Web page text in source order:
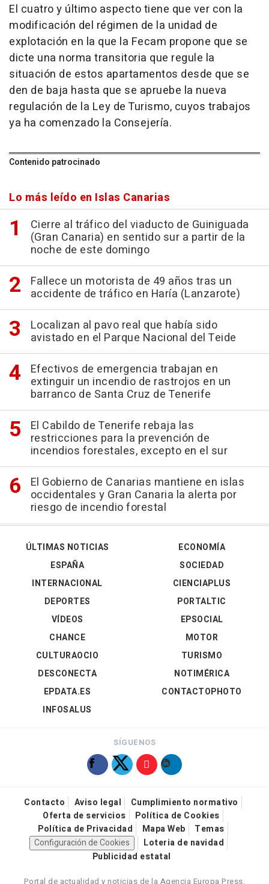
El cuatro y último aspecto tiene que ver con la
modificación del régimen de la unidad de
explotación en la que la Fecam propone que se
dicte una norma transitoria que regule la
situación de estos apartamentos desde que se
den de baja hasta que se apruebe la nueva
regulación de la Ley de Turismo, cuyos trabajos
ya ha comenzado la Consejería.
Contenido patrocinado
Lo más leído en Islas Canarias
Cierre al tráfico del viaducto de Guiniguada
(Gran Canaria) en sentido sur a partir de la
noche de este domingo
Fallece un motorista de 49 años tras un
accidente de tráfico en Haría (Lanzarote)
Localizan al pavo real que había sido
avistado en el Parque Nacional del Teide
Efectivos de emergencia trabajan en
extinguir un incendio de rastrojos en un
barranco de Santa Cruz de Tenerife
El Cabildo de Tenerife rebaja las
restricciones para la prevención de
incendios forestales, excepto en el sur
El Gobierno de Canarias mantiene en islas
occidentales y Gran Canaria la alerta por
riesgo de incendio forestal
ÚLTIMAS NOTICIAS
ESPAÑA
INTERNACIONAL
DEPORTES
VÍDEOS
ECONOMÍA
SOCIEDAD
CIENCIAPLUS
PORTALTIC
EPSOCIAL
CHANCE
CULTURAOCIO
DESCONECTA
EPDATA.ES
INFOSALUS
MOTOR
TURISMO
NOTIMÉRICA
CONTACTOPHOTO
SÍGUENOS
Contacto Aviso legal
Cumplimiento normativo
Oferta de servicios
Política de Cookies
Política de Privacidad
Mapa Web
Temas
Configuración de Cookies
Loteria de navidad
Publicidad estatal
Portal de actualidad y noticias de la Agencia Europa Press.